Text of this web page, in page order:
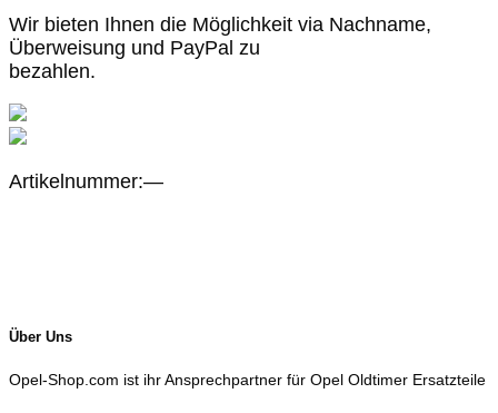
Wir bieten Ihnen die Möglichkeit via Nachname,
Überweisung und PayPal zu
bezahlen.
Artikelnummer:—
Über Uns
Opel-Shop.com ist ihr Ansprechpartner für Opel Oldtimer Ersatzteile